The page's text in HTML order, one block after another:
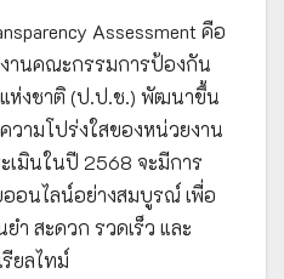
Assessment คือ
านคณะกรรมการป้องกัน
ห่งชาติ (ป.ป.ช.) พัฒนาขึ้น
ามโปร่งใสของหน่วยงาน
เมินในปี 2568 จะมีการ
อนไลน์อย่างสมบูรณ์ เพื่อ
ำ สะดวก รวดเร็ว และ
ยลไทม์